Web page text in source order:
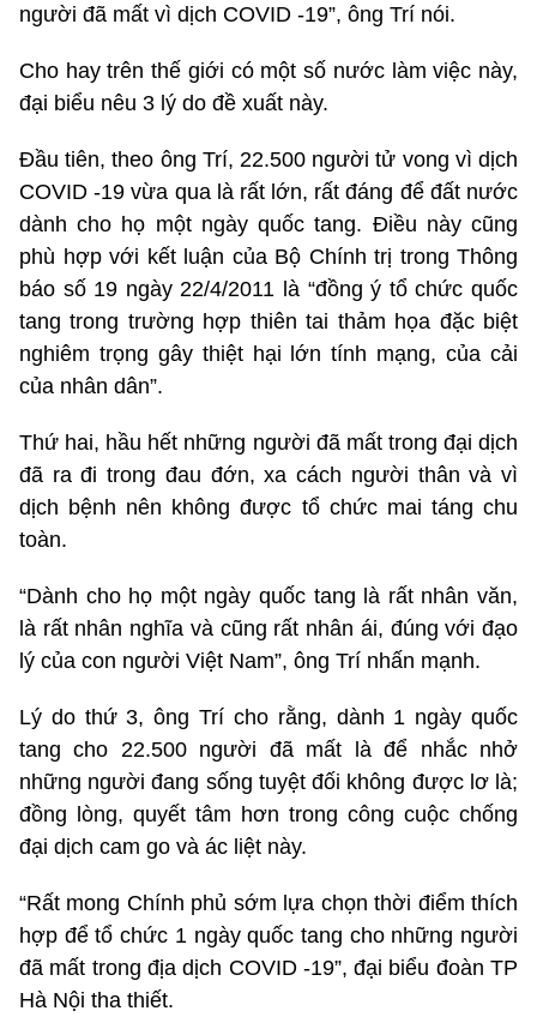
người đã mất vì dịch COVID -19”, ông Trí nói.
Cho hay trên thế giới có một số nước làm việc này,
đại biểu nêu 3 lý do đề xuất này.
Đầu tiên, theo ông Trí, 22.500 người tử vong vì dịch
COVID -19 vừa qua là rất lớn, rất đáng để đất nước
dành cho họ một ngày quốc tang. Điều này cũng
phù hợp với kết luận của Bộ Chính trị trong Thông
báo số 19 ngày 22/4/2011 là “đồng ý tổ chức quốc
tang trong trường hợp thiên tai thảm họa đặc biệt
nghiêm trọng gây thiệt hại lớn tính mạng, của cải
của nhân dân”.
Thứ hai, hầu hết những người đã mất trong đại dịch
đã ra đi trong đau đớn, xa cách người thân và vì
dịch bệnh nên không được tổ chức mai táng chu
toàn.
“Dành cho họ một ngày quốc tang là rất nhân văn,
là rất nhân nghĩa và cũng rất nhân ái, đúng với đạo
lý của con người Việt Nam”, ông Trí nhấn mạnh.
Lý do thứ 3, ông Trí cho rằng, dành 1 ngày quốc
tang cho 22.500 người đã mất là để nhắc nhở
những người đang sống tuyệt đối không được lơ là;
đồng lòng, quyết tâm hơn trong công cuộc chống
đại dịch cam go và ác liệt này.
“Rất mong Chính phủ sớm lựa chọn thời điểm thích
hợp để tổ chức 1 ngày quốc tang cho những người
đã mất trong địa dịch COVID -19”, đại biểu đoàn TP
Hà Nội tha thiết.